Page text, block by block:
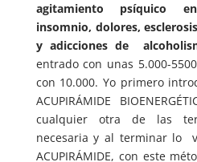
agitamiento psíquico
insomnio, dolores,
y adicciones de
entrado con unas 5.000-
con 10.000. Yo primero
ACUPIRÁMIDE
cualquier otra de las
necesaria y al terminar lo
ACUPIRÁMIDE, con este